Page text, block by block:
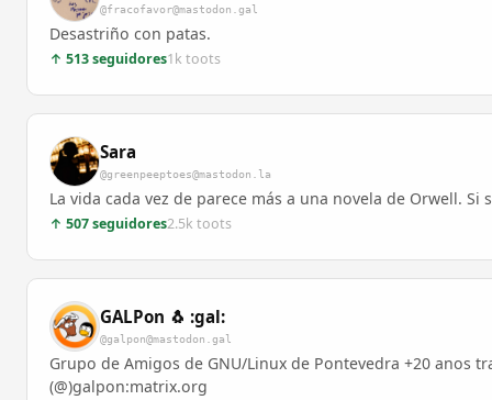
@fracofavor@mastodon.gal
Desastriño con patas.
↑ 513 seguidores1k toots
Sara
@greenpeeptoes@mastodon.la
La vida cada vez de parece más a una novela de Orwell.
↑ 507 seguidores2.5k toots
GALPon 🐧 :gal:
@galpon@mastodon.gal
Grupo de Amigos de GNU/Linux de Pontevedra +20
(@)galpon:matrix.org